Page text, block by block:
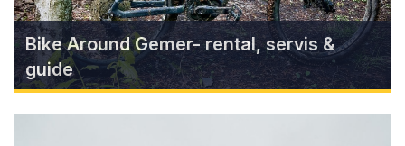
Bike Around Gemer- rental, servis &
guide